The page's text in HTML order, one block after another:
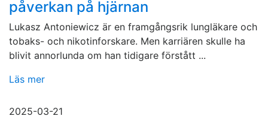
påverkan på hjärnan
Lukasz Antoniewicz är en framgångsrik lungläkare och
tobaks- och nikotinforskare. Men karriären skulle ha
blivit annorlunda om han tidigare förstått ...
Läs mer
2025-03-21